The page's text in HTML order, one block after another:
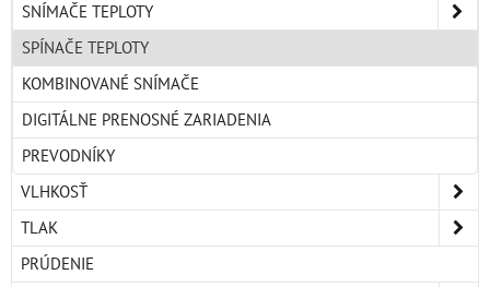
SNÍMAČE TEPLOTY
SPÍNAČE TEPLOTY
KOMBINOVANÉ SNÍMAČE
DIGITÁLNE PRENOSNÉ ZARIADENIA
PREVODNÍKY
VLHKOSŤ
TLAK
PRÚDENIE